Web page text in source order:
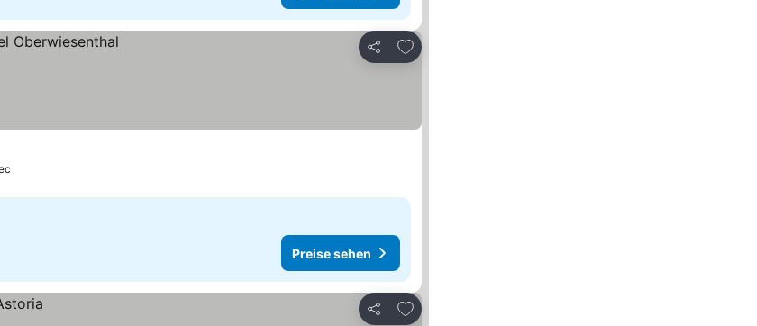
Teilen
Zu Favoriten hinzufügen
Preise sehen
Teilen
Zu Favoriten hinzufügen